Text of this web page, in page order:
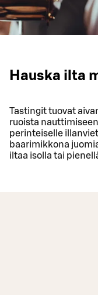
Hauska ilta
Tastingit tuovat
ruoista
perinteiselle
baarimikkona
iltaa isolla tai